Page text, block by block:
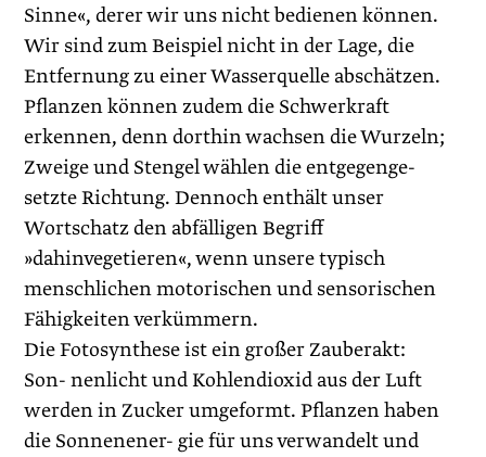
Sinne«, derer wir uns nicht bedienen können.
Wir sind zum Beispiel nicht in der Lage, die
Entfernung zu einer Wasserquelle abschätzen.
Pflanzen können zudem die Schwerkraft
erkennen, denn dorthin wachsen die Wurzeln;
Zweige und Stengel wählen die entgegenge-
setzte Richtung. Dennoch enthält unser
Wortschatz den abfälligen Begriff
»dahinvegetieren«, wenn unsere typisch
menschlichen motorischen und sensorischen
Fähigkeiten verkümmern.
Die Fotosynthese ist ein großer Zauberakt:
Son- nenlicht und Kohlendioxid aus der Luft
werden in Zucker umgeformt. Pflanzen haben
die Sonnenener- gie für uns verwandelt und